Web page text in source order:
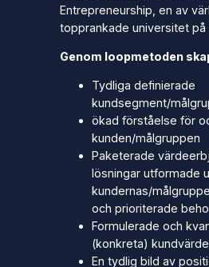
Entrepreneurship, en av
topprankade universitet på
Genom loopmetoden
Tydliga definierade
kundsegment/
ökad förståelse för
kunden/målgruppen
Paketerade
lösningar utformade
kundernas/
och prioriterade
Formulerade och
(konkreta)
En tydlig bild av